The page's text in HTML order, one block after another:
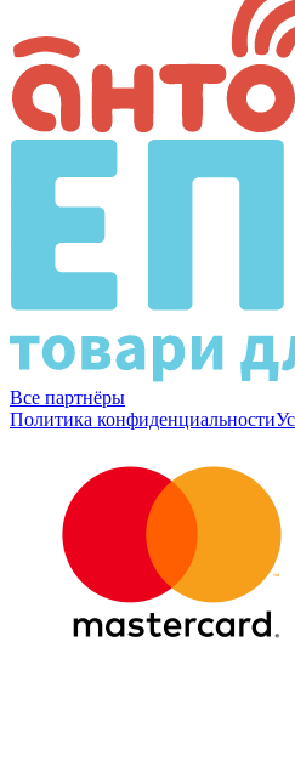
Все партнёры
Политика конфиденциальности